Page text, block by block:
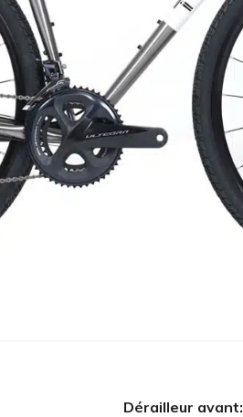
Dérailleur avant: